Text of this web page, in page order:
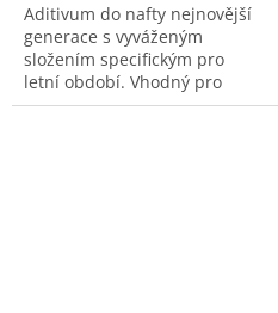
Aditivum do nafty nejnovější
generace s vyváženým
složením specifickým pro
letní období. Vhodný pro
všechny vznětové motory,